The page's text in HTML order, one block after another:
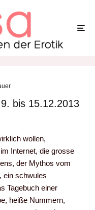
bis 15.12.2013
wollen,
Internet, die grosse
der Mythos vom
ein schwules
Tagebuch einer
heiße Nummern,